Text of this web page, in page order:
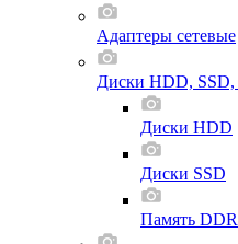
Адаптеры сетевые
Диски HDD, SSD,
Диски HDD
Диски SSD
Память DDR